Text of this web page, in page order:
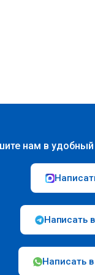
нам в
Написать
Написать